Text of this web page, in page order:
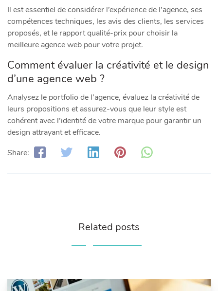
Il est essentiel de considérer l’expérience de l’agence, ses
compétences techniques, les avis des clients, les services
proposés, et le rapport qualité-prix pour choisir la
meilleure agence web pour votre projet.
Comment évaluer la créativité et le design
d’une agence web ?
Analysez le portfolio de l’agence, évaluez la créativité de
leurs propositions et assurez-vous que leur style est
cohérent avec l’identité de votre marque pour garantir un
design attrayant et efficace.
Share:
Related posts